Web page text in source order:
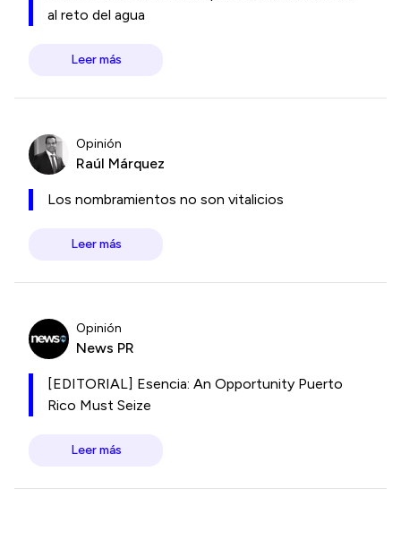
al reto del agua
Leer más
Opinión
Raúl Márquez
Los nombramientos no son vitalicios
Leer más
Opinión
News PR
[EDITORIAL] Esencia: An Opportunity Puerto
Rico Must Seize
Leer más